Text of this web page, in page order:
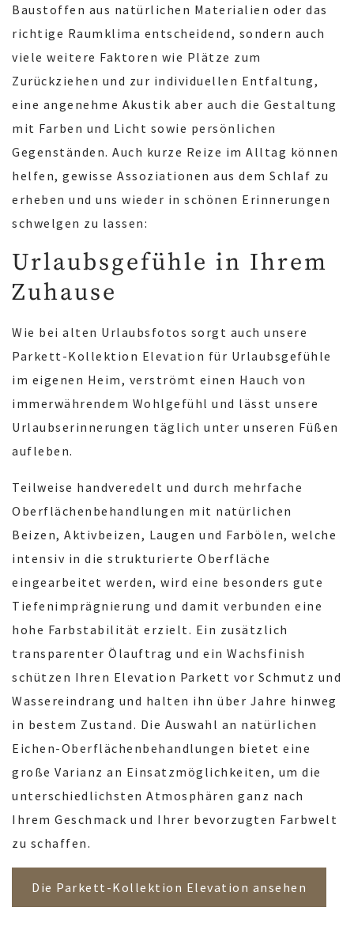
Baustoffen aus natürlichen Materialien oder das
richtige Raumklima entscheidend, sondern auch
viele weitere Faktoren wie Plätze zum
Zurückziehen und zur individuellen Entfaltung,
eine angenehme Akustik aber auch die Gestaltung
mit Farben und Licht sowie persönlichen
Gegenständen. Auch kurze Reize im Alltag können
helfen, gewisse Assoziationen aus dem Schlaf zu
erheben und uns wieder in schönen Erinnerungen
schwelgen zu lassen:
Urlaubsgefühle in Ihrem
Zuhause
Wie bei alten Urlaubsfotos sorgt auch unsere
Parkett-Kollektion Elevation für Urlaubsgefühle
im eigenen Heim, verströmt einen Hauch von
immerwährendem Wohlgefühl und lässt unsere
Urlaubserinnerungen täglich unter unseren Füßen
aufleben.
Teilweise handveredelt und durch mehrfache
Oberflächenbehandlungen mit natürlichen
Beizen, Aktivbeizen, Laugen und Farbölen, welche
intensiv in die strukturierte Oberfläche
eingearbeitet werden, wird eine besonders gute
Tiefenimprägnierung und damit verbunden eine
hohe Farbstabilität erzielt. Ein zusätzlich
transparenter Ölauftrag und ein Wachsfinish
schützen Ihren Elevation Parkett vor Schmutz und
Wassereindrang und halten ihn über Jahre hinweg
in bestem Zustand. Die Auswahl an natürlichen
Eichen-Oberflächenbehandlungen bietet eine
große Varianz an Einsatzmöglichkeiten, um die
unterschiedlichsten Atmosphären ganz nach
Ihrem Geschmack und Ihrer bevorzugten Farbwelt
zu schaffen.
Die Parkett-Kollektion Elevation ansehen